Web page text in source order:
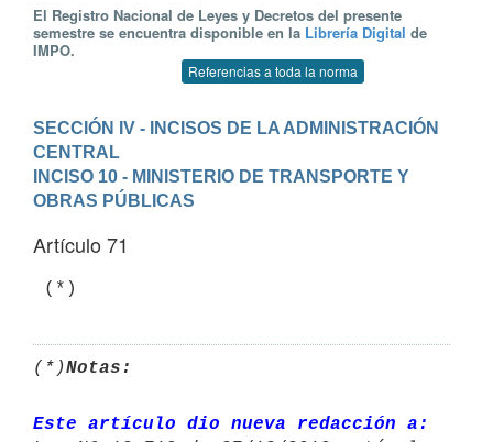
El Registro Nacional de Leyes y Decretos del presente
semestre se encuentra disponible en la Librería Digital de
IMPO.
Referencias a toda la norma
SECCIÓN IV - INCISOS DE LA ADMINISTRACIÓN
CENTRAL
INCISO 10 - MINISTERIO DE TRANSPORTE Y
OBRAS PÚBLICAS
Artículo 71
(*)Notas:
Este artículo dio nueva redacción a: